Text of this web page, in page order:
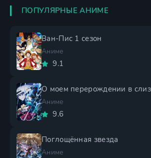
ПОПУЛЯРНЫЕ АНИМЕ
Ван-Пис 1 сезон
Аниме
9.1
О моем перерождении в
Аниме
9.6
Поглощённая звезда
Аниме